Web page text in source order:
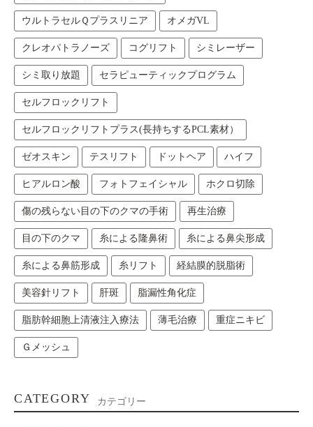
ウルトラセルＱプラスリニア オメガVL
クレオパトラノーズ コグリフト シミレーザー
シミ取り放題 セラピューティックプログラム
セルフロックリフト
セルフロックリフトプラス(長持ちするPCL素材）
ゼオスキン テスリフト ドットヘア ハイフ
ヒアルロン酸 フォトフェイシャル ホクロ切除
傷の残らない目の下のクマの手術 再生治療
目の下のクマ 糸による隆鼻術 糸による鼻尖形成
糸による鼻筋形成 糸リフト 経結膜的脱脂術
美容針リフト 肝斑 脂漏性角化症
脂肪幹細胞上清液注入療法 薄毛治療 重症ニキビ
Ｇメッシュ
CATEGORY カテゴリー